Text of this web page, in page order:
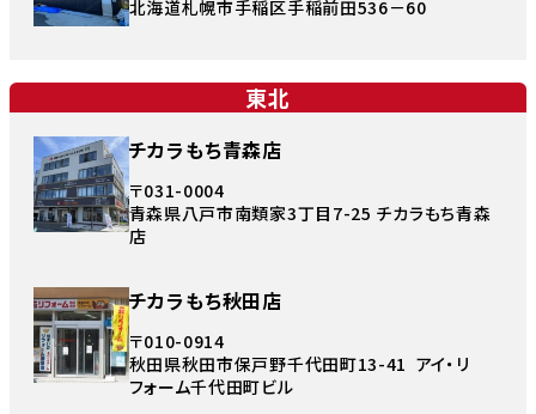
北海道札幌市手稲区手稲前田536－60
東北
チカラもち青森店
〒031-0004
青森県八戸市南類家3丁目7-25 チカラもち青森
店
チカラもち秋田店
〒010-0914
秋田県秋田市保戸野千代田町13-41 アイ・リ
フォーム千代田町ビル